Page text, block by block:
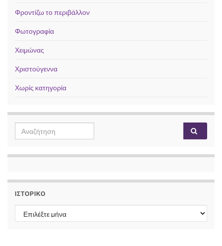
Φροντίζω το περιβάλλον
Φωτογραφία
Χειμώνας
Χριστούγεννα
Χωρίς κατηγορία
Search for:
ΙΣΤΟΡΙΚΌ
Ιστορικό